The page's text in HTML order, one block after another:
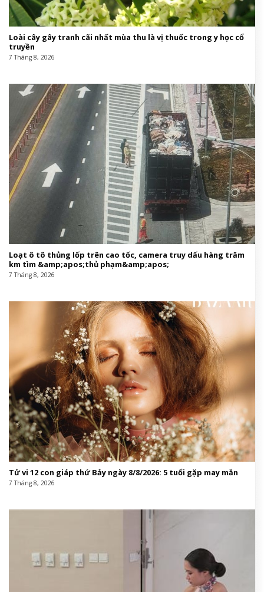
Loài cây gây tranh cãi nhất mùa thu là vị thuốc trong y học cổ
truyền
7 Tháng 8, 2026
Loạt ô tô thủng lốp trên cao tốc, camera truy dấu hàng trăm
km tìm &amp;apos;thủ phạm&amp;apos;
7 Tháng 8, 2026
Tử vi 12 con giáp thứ Bảy ngày 8/8/2026: 5 tuổi gặp may mắn
7 Tháng 8, 2026